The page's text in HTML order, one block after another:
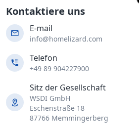
Kontaktiere uns
E-mail
info@homelizard.com
Telefon
+49 89 904227900
Sitz der Gesellschaft
WSDI GmbH
Eschenstraße 18
87766 Memmingerberg